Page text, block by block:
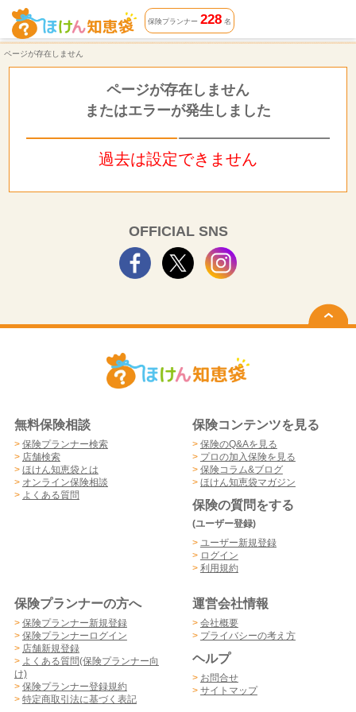
ページが存在しません | ほけん知恵袋
保険プランナー 228名
ページが存在しません
ページが存在しません
またはエラーが発生しました
過去は設定できません
OFFICIAL SNS
無料保険相談
> 保険プランナー検索
> 店舗検索
> ほけん知恵袋とは
> オンライン保険相談
> よくある質問
保険コンテンツを見る
> 保険のQ&Aを見る
> プロの加入保険を見る
> 保険コラム&ブログ
> ほけん知恵袋マガジン
保険の質問をする
(ユーザー登録)
> ユーザー新規登録
> ログイン
> 利用規約
保険プランナーの方へ
> 保険プランナー新規登録
> 保険プランナーログイン
> 店舗新規登録
> よくある質問(保険プランナー向
け)
> 保険プランナー登録規約
> 特定商取引法に基づく表記
運営会社情報
> 会社概要
> プライバシーの考え方
ヘルプ
> お問合せ
> サイトマップ